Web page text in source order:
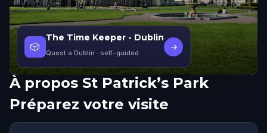
🎲
The Time Keeper - Dublin
Quest a Dublin · self-guided
→
À propos St Patrick’s Park
Préparez votre visite